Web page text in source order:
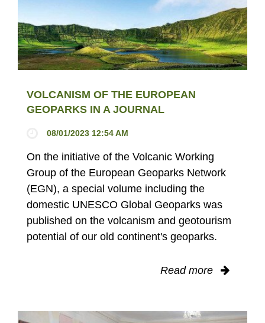
VOLCANISM OF THE EUROPEAN
GEOPARKS IN A JOURNAL
08/01/2023 12:54 AM
On the initiative of the Volcanic Working
Group of the European Geoparks Network
(EGN), a special volume including the
domestic UNESCO Global Geoparks was
published on the volcanism and geotourism
potential of our old continent's geoparks.
Read more